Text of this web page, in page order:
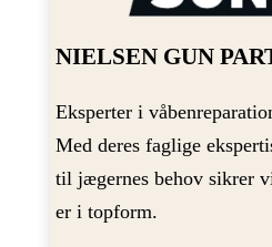
NIELSEN GUN
Eksperter i
Med deres faglige
til jægernes behov sikrer
er i topform.